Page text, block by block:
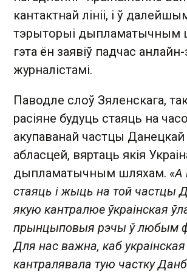
кантактнай лініі, і ў
тэрыторыі дыпламатычным
гэта ён заявіў падчас анлайн-
журналістамі.
Паводле слоў Зяленскага,
расіяне будуць стаяць на
акупаванай частцы Данецкай
абласцей, вяртаць якія
дыпламатычным шляхам. «А
стаяць і жыць на той частцы
якую кантралюе ўкраінская
прынцыповыя рэчы ў любым
Для нас важна, каб
кантралявала тую частку